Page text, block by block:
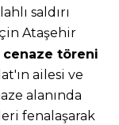
saldırı
Ataşehir
cenaze töreni
ailesi ve
alanında
fenalaşarak